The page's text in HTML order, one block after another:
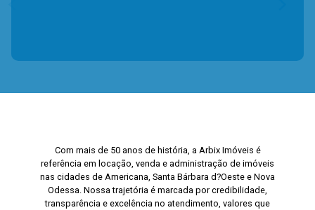
Com mais de 50 anos de história, a Arbix Imóveis é
referência em locação, venda e administração de imóveis
nas cidades de Americana, Santa Bárbara d?Oeste e Nova
Odessa. Nossa trajetória é marcada por credibilidade,
transparência e excelência no atendimento, valores que